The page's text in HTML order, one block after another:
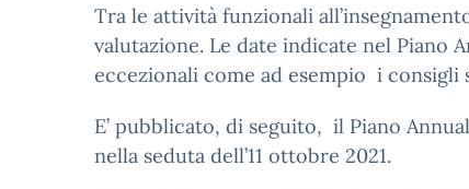
Tra le attività funzionali
valutazione. Le date indicate nel Piano
eccezionali come ad esempio i
E’ pubblicato, di seguito, il Piano
nella seduta dell’11 ottobre 2021.